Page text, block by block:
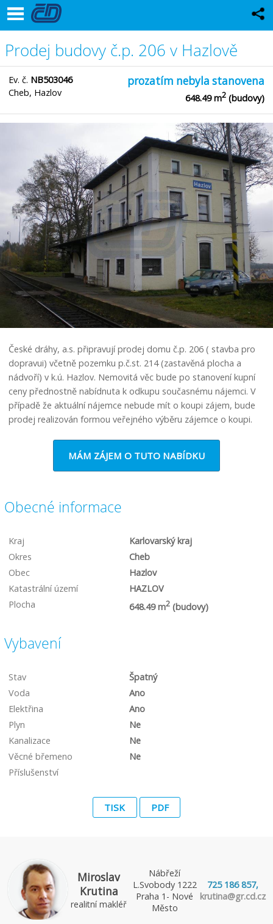
Prodej budovy č.p. 206 v Hazlově
prozatím nebyla stanovena
648.49 m2(budovy)
Ev. č. NB503046
Cheb, Hazlov
České dráhy, a.s. připravují prodej domu č.p. 206 ( stavba pro
dopravui) včetně pozemku p.č.st. 214 (zastavěná plocha a
nádvoří) v k.ú. Hazlov. Nemovitá věc bude po stanovení kupní
ceny přednostně nabídnuta k odkupu současnému nájemci. V
případě že aktuální nájemce nebude mít o koupi zájem, bude
prodej realizován formou veřejného výběru zájemce o koupi.
MÁM ZÁJEM O TUTO NABÍDKU
Obecné informace
Kraj
Karlovarský kraj
Okres
Cheb
Obec
Hazlov
Katastrální území
HAZLOV
Plocha
648.49 m2(budovy)
Vybavení
Stav
Špatný
Voda
Ano
Elektřina
Ano
Plyn
Ne
Kanalizace
Ne
Věcné břemeno
Ne
Příslušenství
TISK PDF
Miroslav
Krutina
realitní makléř
Nábřeží
L.Svobody 1222
Praha 1- Nové
Město
725 186 857,
krutina@gr.cd.cz